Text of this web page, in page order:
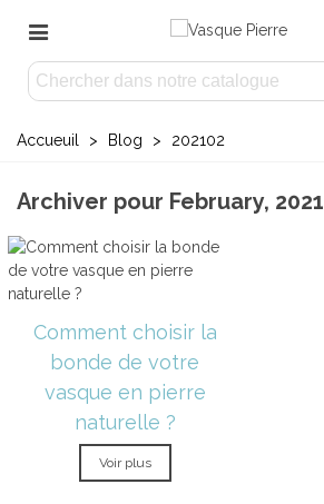
Accueuil > Blog > 202102
Archiver pour February, 2021
Comment choisir la
bonde de votre
vasque en pierre
naturelle ?
Voir plus